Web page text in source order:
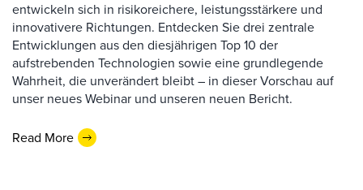
entwickeln sich in risikoreichere, leistungsstärkere und
innovativere Richtungen. Entdecken Sie drei zentrale
Entwicklungen aus den diesjährigen Top 10 der
aufstrebenden Technologien sowie eine grundlegende
Wahrheit, die unverändert bleibt – in dieser Vorschau auf
unser neues Webinar und unseren neuen Bericht.
Read More